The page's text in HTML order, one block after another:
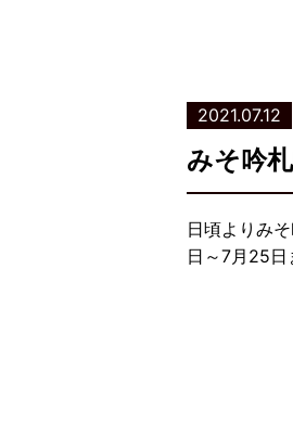
2021.07.12
みそ吟
日頃よりみ
日～7月25